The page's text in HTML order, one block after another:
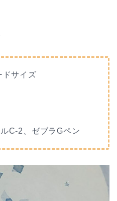
サイズ
C-2、ゼブラGペン